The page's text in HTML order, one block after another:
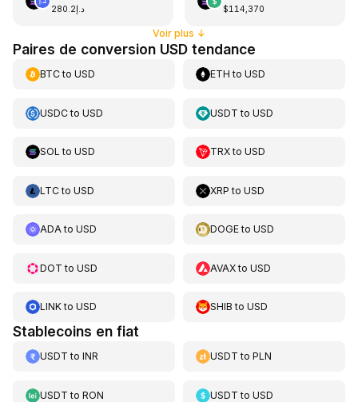
د.إ280.2 $114,370
Voir plus ↓
Paires de conversion USD tendance
BTCto USD ETH toUSD
USDCto USD USDT toUSD
SOL to USD TRXtoUSD
LTCto USD XRP toUSD
ADAto USD DOGEtoUSD
DOT to USD AVAXtoUSD
LINKto USD SHIB toUSD
Stablecoins en fiat
USDT to INR USDT toPLN
USDT to RON USDT toUSD